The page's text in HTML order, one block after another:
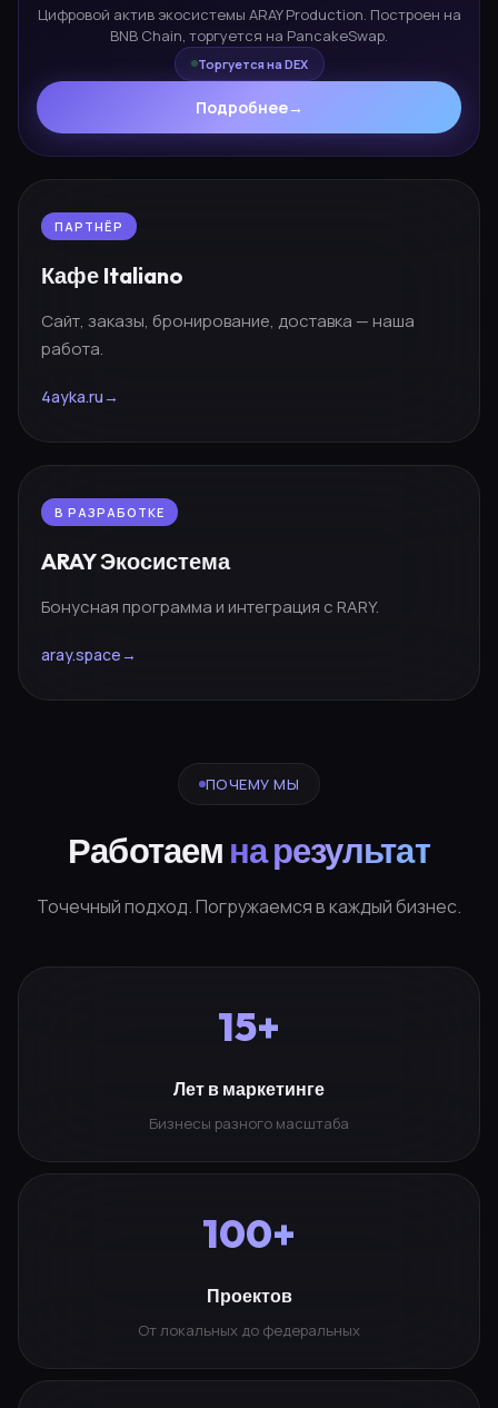
Цифровой актив экосистемы ARAY Production. Построен на
BNB Chain, торгуется на PancakeSwap.
Торгуется на DEX
Подробнее→
ПАРТНЁР
Кафе Italiano
Сайт, заказы, бронирование, доставка — наша
работа.
4ayka.ru→
В РАЗРАБОТКЕ
ARAY Экосистема
Бонусная программа и интеграция с RARY.
aray.space→
ПОЧЕМУ МЫ
Работаем на результат
Точечный подход. Погружаемся в каждый бизнес.
15+
Лет в маркетинге
Бизнесы разного масштаба
100+
Проектов
От локальных до федеральных